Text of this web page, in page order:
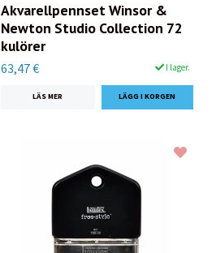
Akvarellpennset Winsor &
Newton Studio Collection 72
kulörer
63,47 € I lager.
LÄS MER